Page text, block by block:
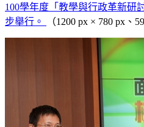
100學年度「教學與行政革新研
步舉行。
（1200 px × 780 px、